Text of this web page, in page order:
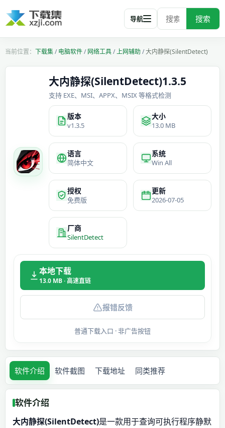
搜索
导航
下载集/电脑软件/网络工具/上网辅助/大内静探(SilentDetect)
大内静探(SilentDetect)1.3.5
支持 EXE、MSI、APPX、MSIX 等格式检测
版本
v1.3.5
大小
13.0 MB
语言
简体中文
系统
Win All
授权
免费版
更新
2026-07-05
厂商
SilentDetect
本地下载
13.0 MB · 高速直链
报错反馈
普通下载入口 · 非广告按钮
软件介绍 软件截图 下载地址 同类推荐
软件介绍
大内静探(SilentDetect)是一款用于查询可执行程序静默